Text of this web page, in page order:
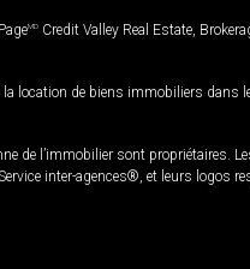
MD Credit Valley Real Estate,
location de biens immobiliers dans
de l’immobilier sont propriétaires.
inter-agences®, et leurs logos